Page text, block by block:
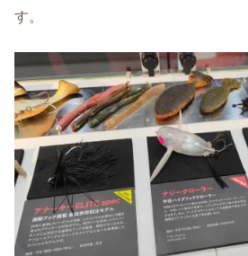
す。